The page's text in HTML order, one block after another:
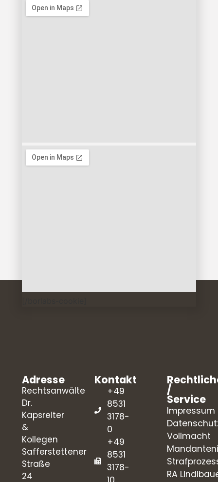
Adresse
Rechtsanwälte
Dr.
Kapsreiter
&
Kollegen
Safferstettener
Straße
24
Kontakt
+49
8531
3178-
0
+49
8531
3178-
/
Service
Impressum
Vollmacht
RA